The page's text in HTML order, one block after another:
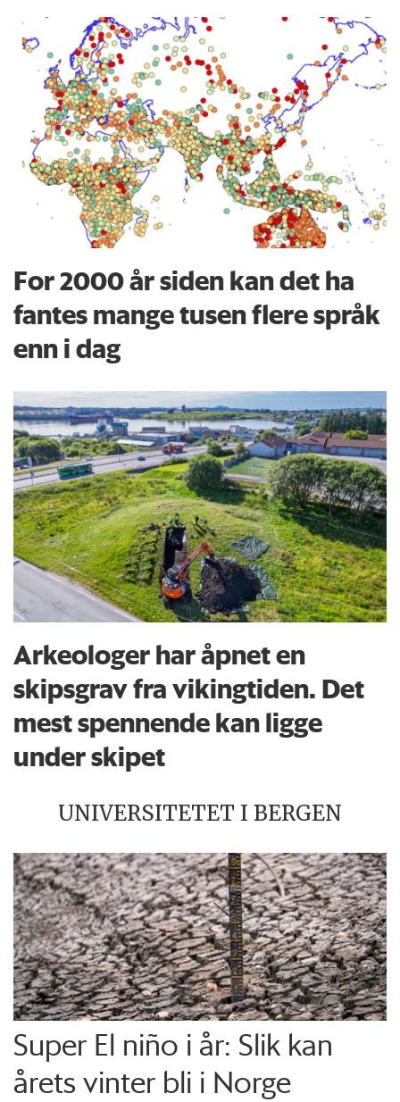
For 2000 år siden kan det ha
fantes mange tusen flere språk
enn i dag
Arkeologer har åpnet en
skipsgrav fra vikingtiden. Det
mest spennende kan ligge
under skipet
UNIVERSITETET I BERGEN
Super El niño i år: Slik kan
årets vinter bli i Norge